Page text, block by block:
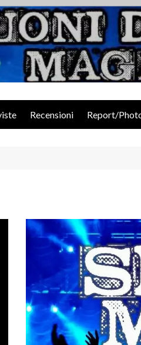
Recensioni Report/